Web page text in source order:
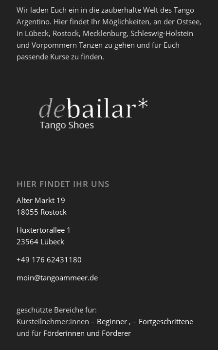
Wir laden Euch ein in die zauberhafte Welt des Tango
Argentino. Hier findet Ihr Möglichkeiten, an der Ostsee,
in Lübeck, Rostock, Mecklenburg, Schleswig-Holstein
und Vorpommern Tanzen zu gehen und für Euch
passende Kurse zu finden.
HIER FINDET IHR UNS
Alter Markt 19
18055 Rostock
Hüxtertorallee 1
23564 Lübeck
+49 176 62431180
moin@tangoammeer.de
geschützte Bereiche für:
Kursteilnehmer:innen – Beginner, – Fortgeschrittene
und für Förderinnen und Förderer